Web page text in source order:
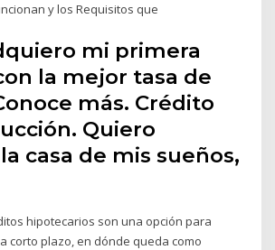
y los Requisitos que
mi primera
la mejor tasa de
más. Crédito
Quiero
casa de mis sueños,
hipotecarios son una opción para
corto plazo, en dónde queda como